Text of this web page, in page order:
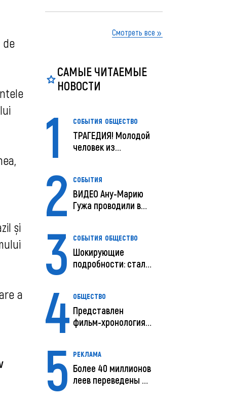
de
și
a
реформир...Смотреть все
САМЫЕ ЧИТАЕМЫЕ
НОВОСТИ
1 СОБЫТИЯ ОБЩЕСТВО
ТРАГЕДИЯ! Молодой
человек из
2 СОБЫТИЯ
ВИДЕО Ану-Марию
Гужа проводили в
3 СОБЫТИЯ ОБЩЕСТВО
Шокирующие
подробности: стали
4 ОБЩЕСТВО
Представлен
фильм-хронология
5 РЕКЛАМА
Более 40 миллионов
леев переведены с